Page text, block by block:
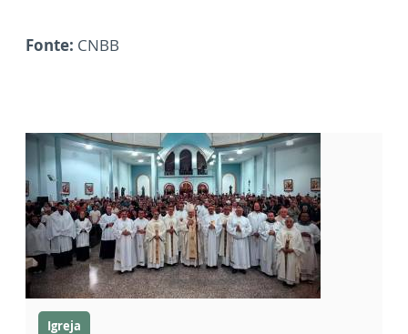
Fonte: CNBB
Igreja